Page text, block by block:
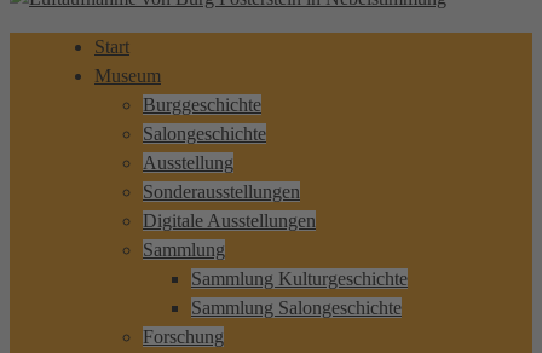
Start
Museum
Burggeschichte
Salongeschichte
Ausstellung
Sonderausstellungen
Digitale Ausstellungen
Sammlung
Sammlung Kulturgeschichte
Sammlung Salongeschichte
Forschung